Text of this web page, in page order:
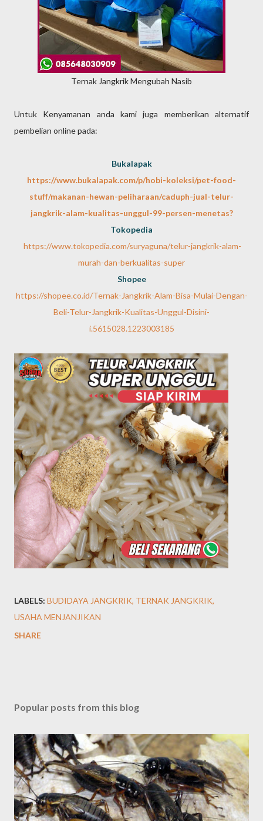
Ternak Jangkrik Mengubah Nasib
Untuk Kenyamanan anda kami juga memberikan alternatif
pembelian online pada:
Bukalapak
https://www.bukalapak.com/p/hobi-koleksi/pet-food-
stuff/makanan-hewan-peliharaan/caduph-jual-telur-
jangkrik-alam-kualitas-unggul-99-persen-menetas?
Tokopedia
https://www.tokopedia.com/suryaguna/telur-jangkrik-alam-
murah-dan-berkualitas-super
Shopee
https://shopee.co.id/Ternak-Jangkrik-Alam-Bisa-Mulai-Dengan-
Beli-Telur-Jangkrik-Kualitas-Unggul-Disini-
i.5615028.1223003185
LABELS: BUDIDAYA JANGKRIK TERNAK JANGKRIK
USAHA MENJANJIKAN
SHARE
Popular posts from this blog